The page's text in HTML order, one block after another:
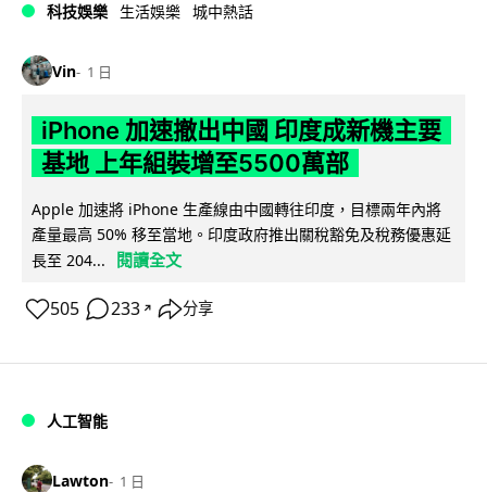
科技娛樂 生活娛樂 城中熱話
Vin 1 日
iPhone 加速撤出中國 印度成新機主要
基地 上年組裝增至5500萬部
Apple 加速將 iPhone 生產線由中國轉往印度，目標兩年內將
產量最高 50% 移至當地。印度政府推出關稅豁免及稅務優惠延
長至 204...
閱讀全文
505 233 ↗ 分享
人工智能
Lawton 1 日